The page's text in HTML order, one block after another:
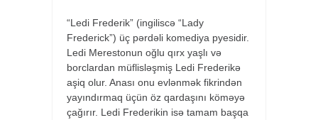
“Ledi Frederik” (ingiliscə “Lady
Frederick”) üç pərdəli komediya pyesidir.
Ledi Merestonun oğlu qırx yaşlı və
borclardan müflisləşmiş Ledi Frederikə
aşiq olur. Anası onu evlənmək fikrindən
yayındırmaq üçün öz qardaşını köməyə
çağırır. Ledi Frederikin isə tamam başqa